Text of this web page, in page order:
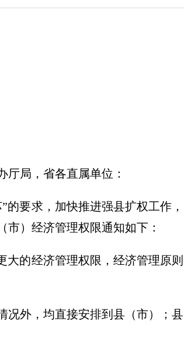
局，省各直属单位：
要求，加快推进强县扩权工作，
）经济管理权限通知如下：
大的经济管理权限，经济管理原则
况外，均直接安排到县（市）；县